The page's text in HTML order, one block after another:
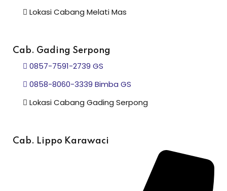
Lokasi Cabang Melati Mas
Cab. Gading Serpong
0857-7591-2739 GS
0858-8060-3339 Bimba GS
Lokasi Cabang Gading Serpong
Cab. Lippo Karawaci